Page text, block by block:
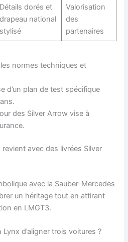
Détails dorés et
drapeau national
stylisé
Valorisation
des
partenaires
normes techniques et
d’un plan de test spécifique
des Silver Arrow vise à
avec des livrées Silver
avec la Sauber-Mercedes
un héritage tout en attirant
en LMGT3.
Lynx d’aligner trois voitures ?